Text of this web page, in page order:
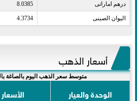
درهم اماراتى​ 8.0385
اليوان الصينى​ 4.3734
أسعار الذهب
متوسط سعر الذهب اليوم بالصاغة
الوحدة والعيار